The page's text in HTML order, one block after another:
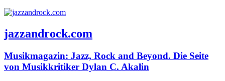
jazzandrock.com
Musikmagazin: Jazz, Rock and Beyond. Die Seite
von Musikkritiker Dylan C. Akalin